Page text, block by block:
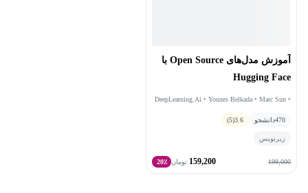
آموزش مدل‌های Open Source با
Hugging Face
DeepLearning.Ai • Younes Belkada • Marc Sun •
470دانشجو 3.6
(5)
زیرنویس
199,000
159,200 تومان 20٪